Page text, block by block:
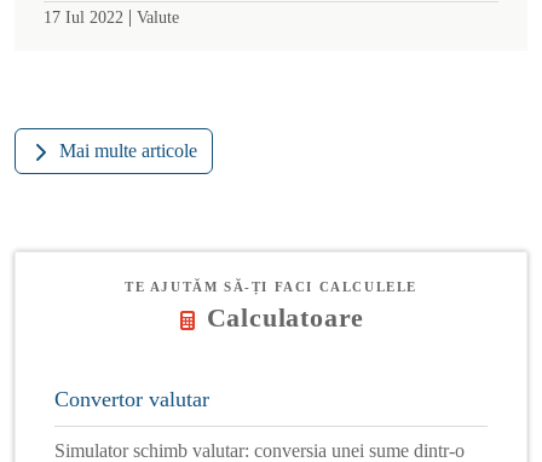
17 Iul 2022 | Valute
Mai multe articole
TE AJUTĂM SĂ-ȚI FACI CALCULELE
Calculatoare
Convertor valutar
Simulator schimb valutar: conversia unei sume dintr-o